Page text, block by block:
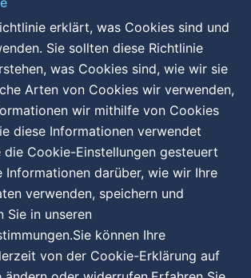
erklärt, was Cookies sind und
Sie sollten diese Richtlinie
was Cookies sind, wie wir sie
Arten von Cookies wir verwenden,
wir mithilfe von Cookies
diese Informationen verwendet
Cookie-Einstellungen gesteuert
Informationen darüber, wie wir Ihre
verwenden, speichern und
Sie in unseren
können Ihre
von der Cookie-Erklärung auf